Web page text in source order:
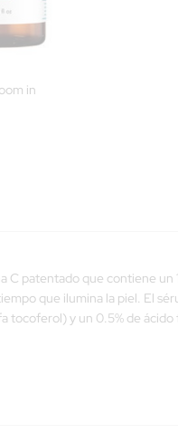
in
C patentado que contiene
que ilumina la piel. El
tocoferol) y un 0.5% de